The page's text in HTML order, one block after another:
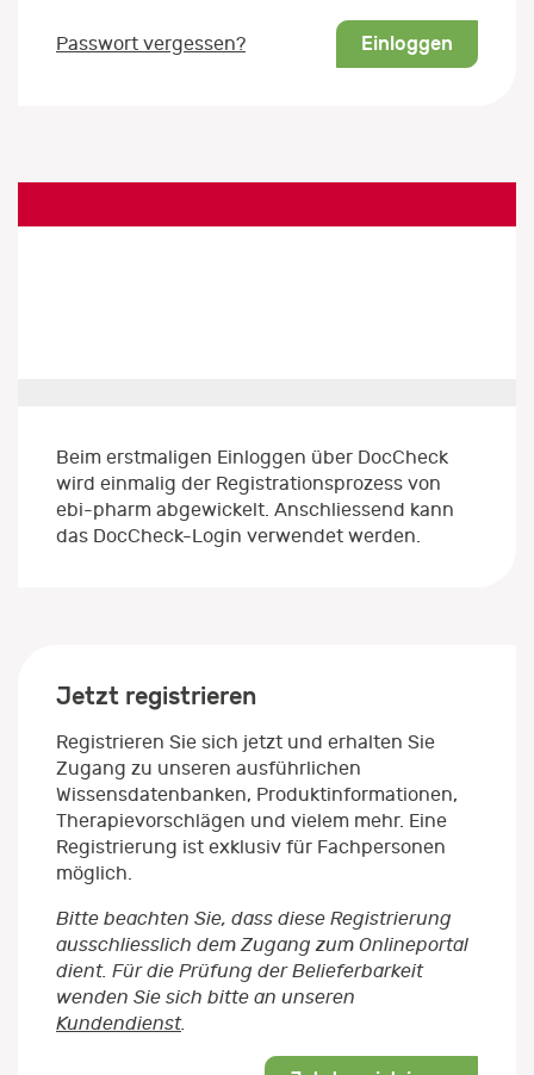
Passwort vergessen? Einloggen
Beim erstmaligen Einloggen über DocCheck
wird einmalig der Registrationsprozess von
ebi-pharm abgewickelt. Anschliessend kann
das DocCheck-Login verwendet werden.
Jetzt registrieren
Registrieren Sie sich jetzt und erhalten Sie
Zugang zu unseren ausführlichen
Wissensdatenbanken, Produktinformationen,
Therapievorschlägen und vielem mehr. Eine
Registrierung ist exklusiv für Fachpersonen
möglich.
Bitte beachten Sie, dass diese Registrierung
ausschliesslich dem Zugang zum Onlineportal
dient. Für die Prüfung der Belieferbarkeit
wenden Sie sich bitte an unseren
Kundendienst.